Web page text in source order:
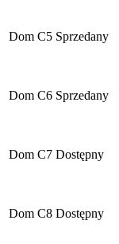
Dom C5 Sprzedany
Dom C6 Sprzedany
Dom C7 Dostępny
Dom C8 Dostępny